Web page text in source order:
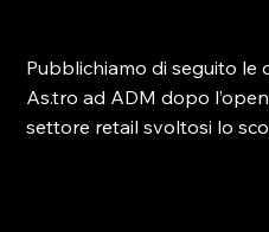
Pubblichiamo di seguito le
As.tro ad ADM dopo
settore retail svoltosi lo